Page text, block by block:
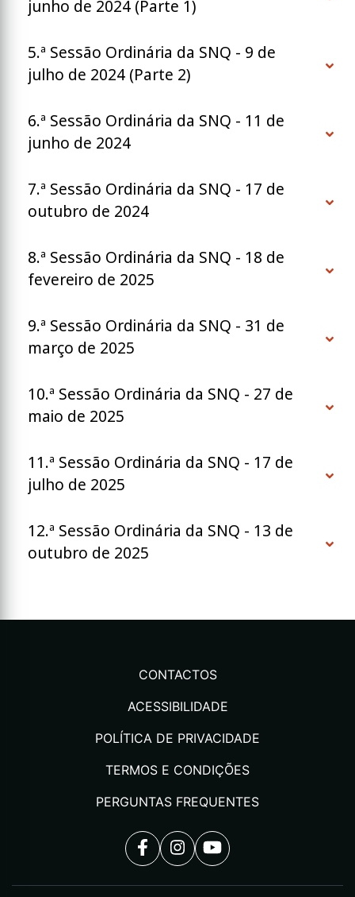
junho de 2024 (Parte 1)
5.ª Sessão Ordinária da SNQ - 9 de
julho de 2024 (Parte 2)
6.ª Sessão Ordinária da SNQ - 11 de
junho de 2024
7.ª Sessão Ordinária da SNQ - 17 de
outubro de 2024
8.ª Sessão Ordinária da SNQ - 18 de
fevereiro de 2025
9.ª Sessão Ordinária da SNQ - 31 de
março de 2025
10.ª Sessão Ordinária da SNQ - 27 de
maio de 2025
11.ª Sessão Ordinária da SNQ - 17 de
julho de 2025
12.ª Sessão Ordinária da SNQ - 13 de
outubro de 2025
CONTACTOS
ACESSIBILIDADE
POLÍTICA DE PRIVACIDADE
TERMOS E CONDIÇÕES
PERGUNTAS FREQUENTES